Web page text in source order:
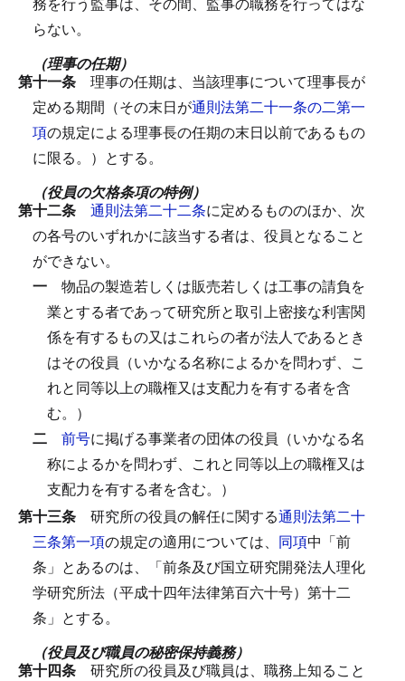
らない。
（理事の任期）
第十一条 理事の任期は、当該理事について理事長が
定める期間（その末日が通則法第二十一条の二第一
項の規定による理事長の任期の末日以前であるもの
に限る。）とする。
（役員の欠格条項の特例）
第十二条 通則法第二十二条に定めるもののほか、次
の各号のいずれかに該当する者は、役員となること
ができない。
一 物品の製造若しくは販売若しくは工事の請負を
業とする者であって研究所と取引上密接な利害関
係を有するもの又はこれらの者が法人であるとき
はその役員（いかなる名称によるかを問わず、こ
れと同等以上の職権又は支配力を有する者を含
む。）
二 前号に掲げる事業者の団体の役員（いかなる名
称によるかを問わず、これと同等以上の職権又は
支配力を有する者を含む。）
第十三条 研究所の役員の解任に関する通則法第二十
三条第一項の規定の適用については、 同項中「前
条」とあるのは、「前条及び国立研究開発法人理化
学研究所法（平成十四年法律第百六十号）第十二
条」とする。
（役員及び職員の秘密保持義務）
第十四条 研究所の役員及び職員は、職務上知ること